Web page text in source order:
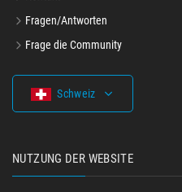
Fragen/Antworten
Frage die Community
Schweiz
NUTZUNG DER WEBSITE